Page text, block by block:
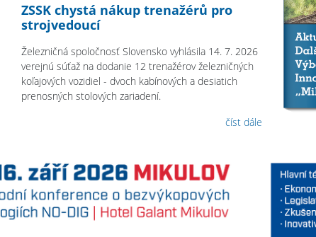
ZSSK chystá nákup trenažérů pro
strojvedoucí
Železničná spoločnosť Slovensko vyhlásila 14. 7. 2026
verejnú súťaž na dodanie 12 trenažérov železničných
koľajových vozidiel - dvoch kabínových a desiatich
prenosných stolových zariadení.
číst dále